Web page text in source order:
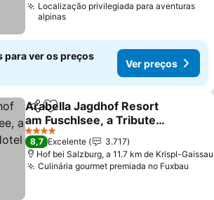
Localização privilegiada para aventuras
alpinas
para ver os preços
Ver preços
PartilharAdicionar aos favoritos
Arabella Jagdhof Resort
am Fuschlsee, a Tribute
Portfolio Hotel
Ver preços
4 Estrelas
8,7 Excelente
3.717
Hof bei Salzburg, a 11.7 km de Krispl-Gaissau
Culinária gourmet premiada no Fuxbau